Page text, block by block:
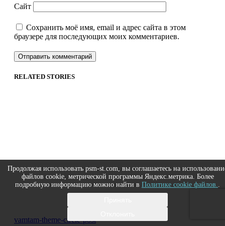
Сайт
Сохранить моё имя, email и адрес сайта в этом
браузере для последующих моих комментариев.
RELATED STORIES
vamtam-theme-circle-post
Продолжая использовать psm-st.com, вы соглашаетесь на
файлов cookie, метрической программы Яндекс.метрика. Более
подробную информацию можно найти в Политике cookie файлов..